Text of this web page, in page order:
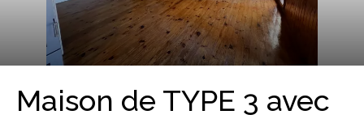
Maison de TYPE 3 avec